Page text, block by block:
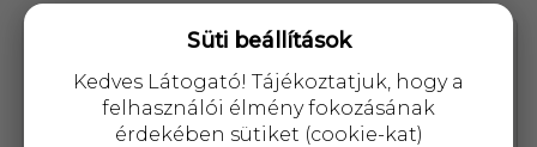
12416
Süti beállítások
Kedves Látogató! Tájékoztatjuk, hogy a
felhasználói élmény fokozásának
érdekében sütiket (cookie-kat)